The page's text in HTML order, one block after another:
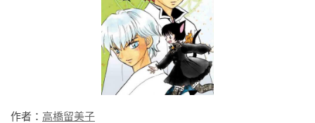
作者： 高橋留美子